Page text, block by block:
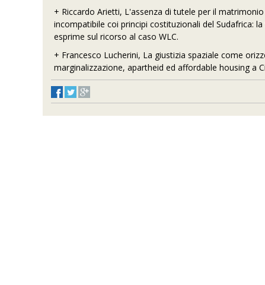
+ Riccardo Arietti, L'assenza di tutele per il
incompatibile coi principi costituzionali del Sudafrica:
esprime sul ricorso al caso WLC.
+ Francesco Lucherini, La giustizia spaziale come
marginalizzazione, apartheid ed affordable housing a